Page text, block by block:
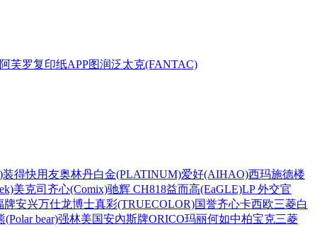
阿芙罗复印纸APP图润泛太克(FANTAC)
装得快用友奥林丹白金(PLATINUM)爱好(AIHAO)西玛施德楼
美克司 齐心(Comix)驰辉 CH818益而高(EaGLE)LP 外交官
牌安兴万仕龙博士真彩(TRUECOLOR)国誉齐心卡西欧三菱白
(Polar bear)强林美国安內斯牌ORICO玛丽何如中柏宝克三菱